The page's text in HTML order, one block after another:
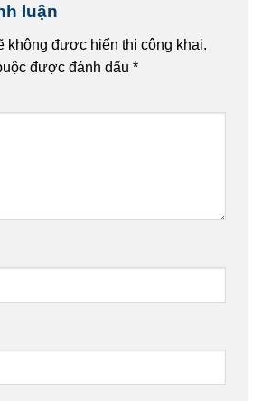
luận
không được hiển thị công khai.
được đánh dấu *